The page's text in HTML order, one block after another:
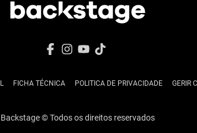
FICHA TÉCNICA POLITICA DE PRIVACIDADE GERIR
Backstage © Todos os direitos reservados